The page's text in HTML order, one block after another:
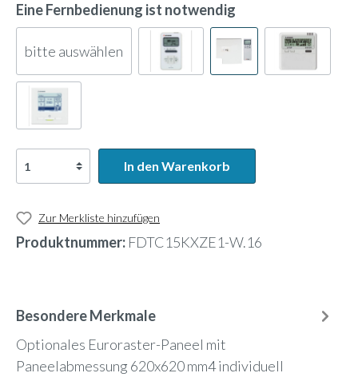
Eine Fernbedienung ist notwendig
bitte auswählen
In den Warenkorb
Zur Merkliste hinzufügen
Produktnummer: FDTC15KXZE1-W.16
Besondere Merkmale
Optionales Euroraster-Paneel mit
Paneelabmessung 620x620 mm4 individuell